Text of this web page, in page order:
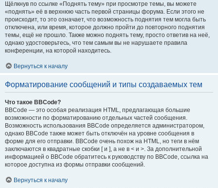
Щёлкнув по ссылке «Поднять тему» при просмотре темы, вы можете
«поднять» её в верхнюю часть первой страницы форума. Если этого не
происходит, то это означает, что возможность поднятия тем могла быть
отключена, или время, которое должно пройти до повторного поднятия
темы, ещё не прошло. Также можно поднять тему, просто ответив на неё,
однако удостоверьтесь, что тем самым вы не нарушаете правила
конференции, на которой находитесь.
Вернуться к началу
Форматирование сообщений и типы создаваемых тем
Что такое BBCode?
BBCode — это особая реализация HTML, предлагающая большие
возможности по форматированию отдельных частей сообщения.
Возможность использования BBCode определяется администратором,
однако BBCode также может быть отключён на уровне сообщения в
форме для его отправки. BBCode очень похож на HTML, но теги в нём
заключаются в квадратные скобки [ и ], а не в < и >. За дополнительной
информацией о BBCode обратитесь к руководству по BBCode, ссылка на
которое доступна из формы отправки сообщений.
Вернуться к началу